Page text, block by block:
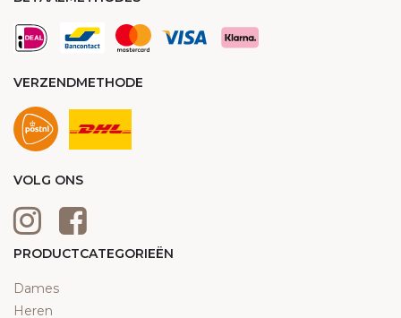
VERZENDMETHODE
VOLG ONS
PRODUCTCATEGORIEËN
Dames
Heren